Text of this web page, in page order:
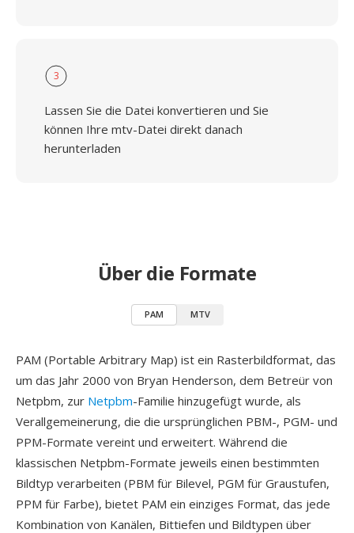
3
Lassen Sie die Datei konvertieren und Sie
können Ihre mtv-Datei direkt danach
herunterladen
Über die Formate
PAM MTV
PAM (Portable Arbitrary Map) ist ein Rasterbildformat, das
um das Jahr 2000 von Bryan Henderson, dem Betreür von
Netpbm, zur Netpbm-Familie hinzugefügt wurde, als
Verallgemeinerung, die die ursprünglichen PBM-, PGM- und
PPM-Formate vereint und erweitert. Während die
klassischen Netpbm-Formate jeweils einen bestimmten
Bildtyp verarbeiten (PBM für Bilevel, PGM für Graustufen,
PPM für Farbe), bietet PAM ein einziges Format, das jede
Kombination von Kanälen, Bittiefen und Bildtypen über